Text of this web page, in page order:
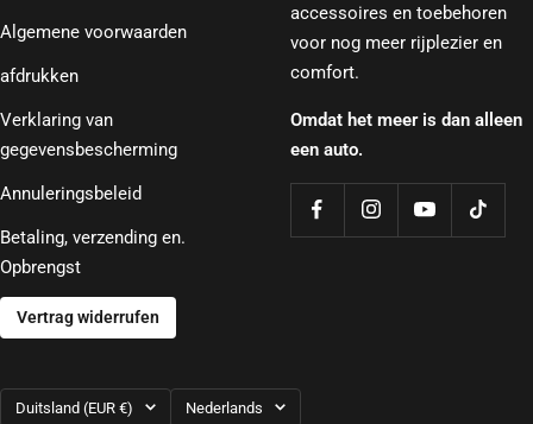
Algemene voorwaarden
afdrukken
Verklaring van
gegevensbescherming
Annuleringsbeleid
Betaling, verzending en.
Opbrengst
Vertrag widerrufen
accessoires en toebehoren
voor nog meer rijplezier en
comfort.
Omdat het meer is dan alleen
een auto.
Land/regio
Duitsland (EUR €) Taal
Nederlands